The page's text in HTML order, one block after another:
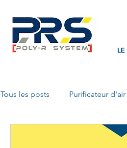
Tous les posts Purificateur